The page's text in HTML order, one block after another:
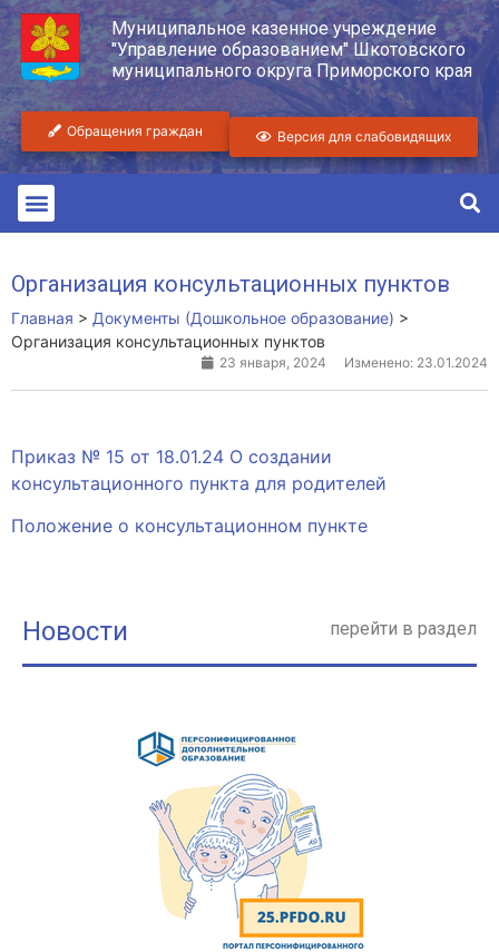
Муниципальное казенное учреждение
"Управление образованием" Шкотовского
муниципального округа Приморского края
Обращения граждан Версия для слабовидящих
Организация консультационных пунктов
Главная > Документы (Дошкольное образование) >
Организация консультационных пунктов
23 января, 2024 Изменено: 23.01.2024
Приказ № 15 от 18.01.24 О создании
консультационного пункта для родителей
Положение о консультационном пункте
Новости перейти в раздел